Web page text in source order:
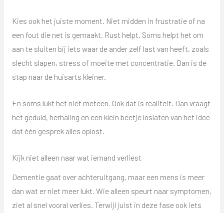
Kies ook het juiste moment. Niet midden in frustratie of na
een fout die net is gemaakt. Rust helpt. Soms helpt het om
aan te sluiten bij iets waar de ander zelf last van heeft, zoals
slecht slapen, stress of moeite met concentratie. Dan is de
stap naar de huisarts kleiner.
En soms lukt het niet meteen. Ook dat is realiteit. Dan vraagt
het geduld, herhaling en een klein beetje loslaten van het idee
dat één gesprek alles oplost.
Kijk niet alleen naar wat iemand verliest
Dementie gaat over achteruitgang, maar een mens is meer
dan wat er niet meer lukt. Wie alleen speurt naar symptomen,
ziet al snel vooral verlies. Terwijl juist in deze fase ook iets